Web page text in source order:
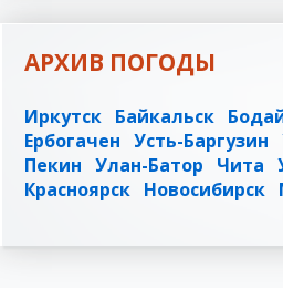
АРХИВ ПОГОДЫ
Иркутск Байкальск
Ербогачен Усть-Баргузин
Пекин Улан-Батор Чита
Красноярск Новосибирск